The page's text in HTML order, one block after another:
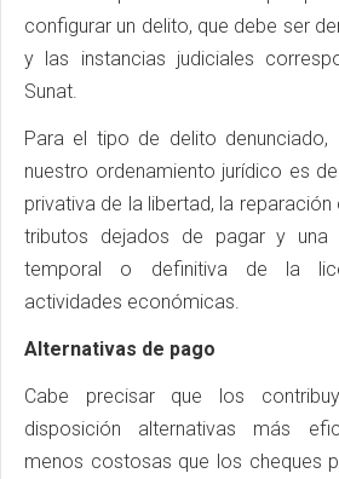
configurar un delito, que debe ser
y las instancias judiciales
Sunat.
Para el tipo de delito
nuestro ordenamiento jurídico es
privativa de la libertad, la
tributos dejados de pagar y una
temporal o definitiva de la
actividades económicas.
Alternativas de pago
Cabe precisar que los
disposición alternativas más
menos costosas que los cheques